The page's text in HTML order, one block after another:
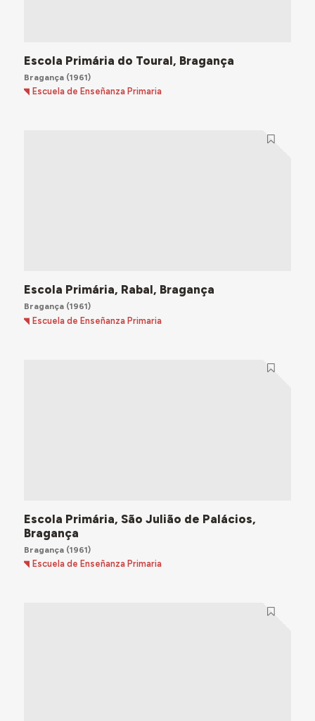
Escola Primária do Toural, Bragança
Bragança(1961)
Escuela de Enseñanza Primaria
Escola Primária, Rabal, Bragança
Bragança(1961)
Escuela de Enseñanza Primaria
Escola Primária, São Julião de Palácios,
Bragança
Bragança(1961)
Escuela de Enseñanza Primaria